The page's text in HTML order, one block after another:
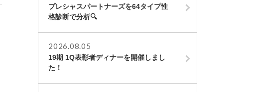
プレシャスパートナーズを64タイプ性
格診断で分析🔍
2026.08.05
19期 1Q表彰者ディナーを開催しまし
た！